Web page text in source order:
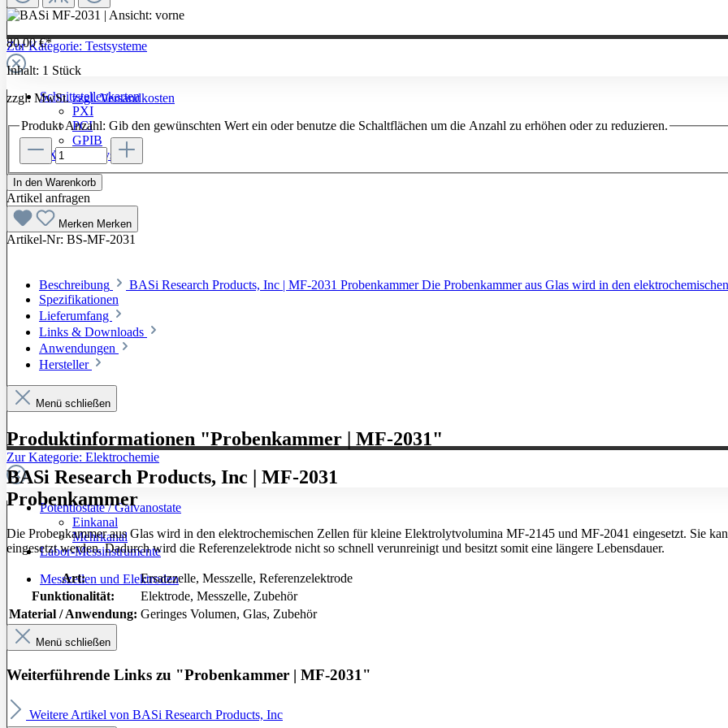
Zur Kategorie: Testsysteme
Schnittstellenkarten
PXI
PCI
GPIB
LXI / PXI Systeme
Software
Zur Kategorie: Elektrochemie
Potentiostate / Galvanostate
Einkanal
Mehrkanal
Labor-Messinstrumente
Messzellen und Elektroden
80,00 €*
Inhalt: 1 Stück
zzgl. MwSt.zzgl. Versandkosten
Produkt Anzahl: Gib den gewünschten Wert ein oder benutze die Schaltflächen um die Anzahl zu erhöhen oder zu reduzieren.
In den Warenkorb
Artikel anfragen
Merken Merken
Artikel-Nr: BS-MF-2031
Beschreibung BASi Research Products, Inc | MF-2031 Probenkammer Die Probenkammer aus Glas wird in den
Spezifikationen
Lieferumfang
Links & Downloads
Anwendungen
Hersteller
Menü schließen
Produktinformationen "Probenkammer | MF-2031"
BASi Research Products, Inc | MF-2031
Probenkammer
Die Probenkammer aus Glas wird in den elektrochemischen Zellen für kleine Elektrolytvolumina MF-2145 und MF-2041 eingesetzt. Sie
eingesetzt werden. Dadurch wird die Referenzelektrode nicht so schnell verunreinigt und besitzt somit eine längere Lebensdauer.
Art: Ersatzzelle, Messzelle, Referenzelektrode
Funktionalität:
Elektrode, Messzelle, Zubehör
Material / Anwendung: Geringes Volumen, Glas, Zubehör
Menü schließen
Weiterführende Links zu "Probenkammer | MF-2031"
Weitere Artikel von BASi Research Products, Inc